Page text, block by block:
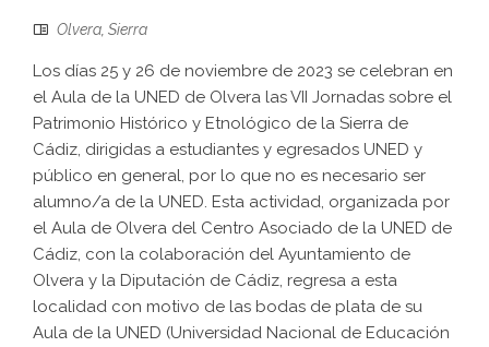
Olvera Sierra
Los días 25 y 26 de noviembre de 2023 se celebran en
el Aula de la UNED de Olvera las VII Jornadas sobre el
Patrimonio Histórico y Etnológico de la Sierra de
Cádiz, dirigidas a estudiantes y egresados UNED y
público en general, por lo que no es necesario ser
alumno/a de la UNED. Esta actividad, organizada por
el Aula de Olvera del Centro Asociado de la UNED de
Cádiz, con la colaboración del Ayuntamiento de
Olvera y la Diputación de Cádiz, regresa a esta
localidad con motivo de las bodas de plata de su
Aula de la UNED (Universidad Nacional de Educación